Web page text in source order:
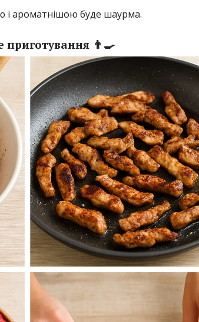
ароматнішою буде шаурма.
приготування 👨‍🍳